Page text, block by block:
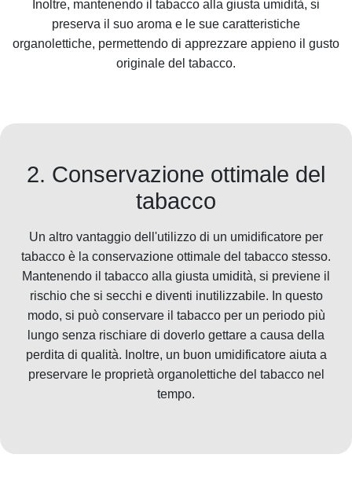
Inoltre, mantenendo il tabacco alla giusta umidità, si
preserva il suo aroma e le sue caratteristiche
organolettiche, permettendo di apprezzare appieno il gusto
originale del tabacco.
2. Conservazione ottimale del
tabacco
Un altro vantaggio dell'utilizzo di un umidificatore per
tabacco è la conservazione ottimale del tabacco stesso.
Mantenendo il tabacco alla giusta umidità, si previene il
rischio che si secchi e diventi inutilizzabile. In questo
modo, si può conservare il tabacco per un periodo più
lungo senza rischiare di doverlo gettare a causa della
perdita di qualità. Inoltre, un buon umidificatore aiuta a
preservare le proprietà organolettiche del tabacco nel
tempo.